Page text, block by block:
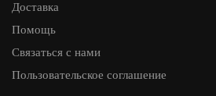
Доставка
Помощь
Связаться с нами
Пользовательское соглашение